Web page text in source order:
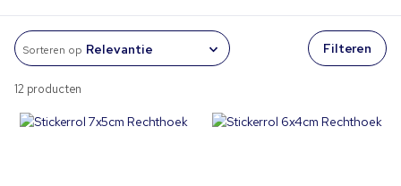
Sorteren op Filteren
12 producten